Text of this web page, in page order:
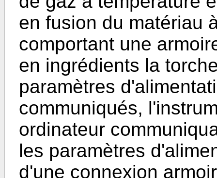
en fusion du matériau
comportant une
en ingrédients la
paramètres
communiqués,
ordinateur
les paramètres
d'une connexion